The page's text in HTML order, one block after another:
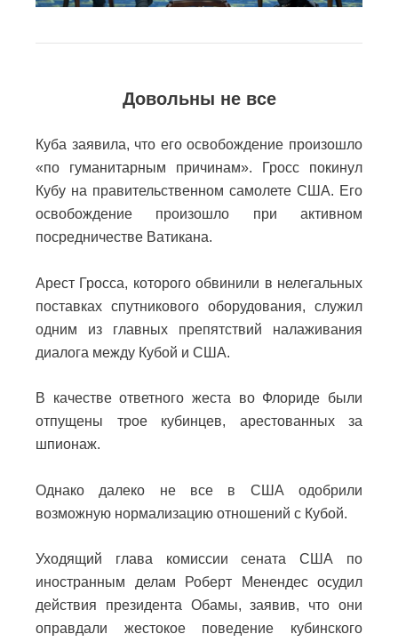
Довольны не все
Куба заявила, что его освобождение произошло
«по гуманитарным причинам». Гросс покинул
Кубу на правительственном самолете США. Его
освобождение произошло при активном
посредничестве Ватикана.
Арест Гросса, которого обвинили в нелегальных
поставках спутникового оборудования, служил
одним из главных препятствий налаживания
диалога между Кубой и США.
В качестве ответного жеста во Флориде были
отпущены трое кубинцев, арестованных за
шпионаж.
Однако далеко не все в США одобрили
возможную нормализацию отношений с Кубой.
Уходящий глава комиссии сената США по
иностранным делам Роберт Менендес осудил
действия президента Обамы, заявив, что они
оправдали жестокое поведение кубинского